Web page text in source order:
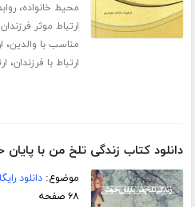
محیط خانواده،
ارتباط موثر
مناسب با والدین،
ارتباط با فرزندان،
دانلود کتاب زندگی تلخ من با
موضوع:دانلود
۶۸ صفحه